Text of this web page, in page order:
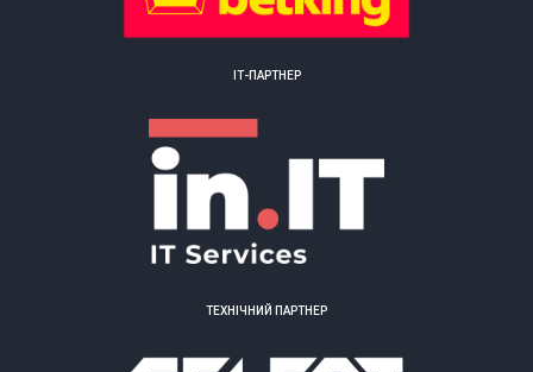
ІТ-ПАРТНЕР
ТЕХНІЧНИЙ ПАРТНЕР